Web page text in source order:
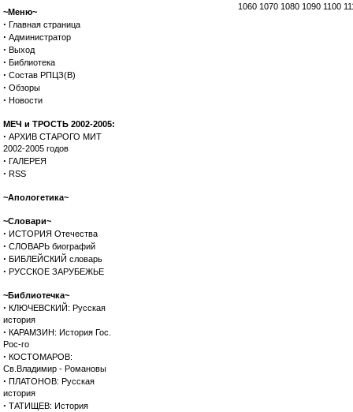
~Меню~
· Главная страница
· Администратор
· Выход
· Библиотека
· Состав РПЦЗ(В)
· Обзоры
· Новости
МЕЧ и ТРОСТЬ 2002-2005:
· АРХИВ СТАРОГО МИТ
2002-2005 годов
· ГАЛЕРЕЯ
· RSS
~Апологетика~
~Словари~
· ИСТОРИЯ Отечества
· СЛОВАРЬ биографий
· БИБЛЕЙСКИЙ словарь
· РУССКОЕ ЗАРУБЕЖЬЕ
~Библиотечка~
· КЛЮЧЕВСКИЙ: Русская
история
· КАРАМЗИН: История Гос.
Рос-го
· КОСТОМАРОВ:
Св.Владимир - Романовы
· ПЛАТОНОВ: Русская
история
· ТАТИЩЕВ: История
1060 1070 1080 1090 1100